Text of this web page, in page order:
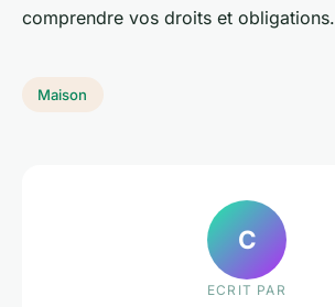
comprendre vos droits et obligations.
Maison
C
ECRIT PAR